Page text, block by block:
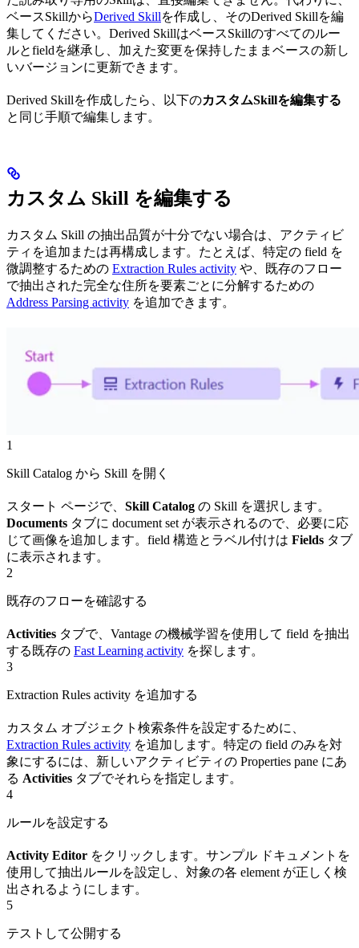
ベースSkillからDerived Skillを作成し、そのDerived Skillを編
集してください。Derived SkillはベースSkillのすべてのルー
ルとfieldを継承し、加えた変更を保持したままベースの新し
いバージョンに更新できます。
Derived Skillを作成したら、以下のカスタムSkillを編集する
と同じ手順で編集します。
カスタム Skill を編集する
カスタム Skill の抽出品質が十分でない場合は、アクティビ
ティを追加または再構成します。たとえば、特定の field を
微調整するための Extraction Rules activity や、既存のフロー
で抽出された完全な住所を要素ごとに分解するための
Address Parsing activity を追加できます。
1
Skill Catalog から Skill を開く
スタート ページで、 Skill Catalog の Skill を選択します。
Documents タブに document set が表示されるので、必要に応
じて画像を追加します。field 構造とラベル付けは Fields タブ
に表示されます。
2
既存のフローを確認する
Activities タブで、Vantage の機械学習を使用して field を抽出
する既存の Fast Learning activity を探します。
3
Extraction Rules activity を追加する
カスタム オブジェクト検索条件を設定するために、
Extraction Rules activity を追加します。特定の field のみを対
象にするには、新しいアクティビティの Properties pane にあ
る Activities タブでそれらを指定します。
4
ルールを設定する
Activity Editor をクリックします。サンプル ドキュメントを
使用して抽出ルールを設定し、対象の各 element が正しく検
出されるようにします。
5
テストして公開する